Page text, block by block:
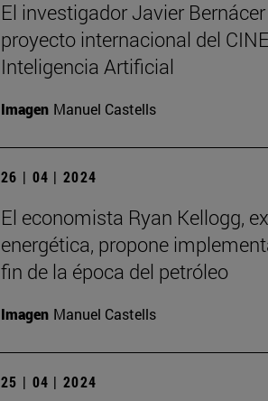
El investigador Javier
proyecto internacional del
Inteligencia Artificial
Imagen Manuel Castells
26 | 04 | 2024
El economista Ryan Kellogg,
energética, propone
fin de la época del petróleo
Imagen Manuel Castells
25 | 04 | 2024